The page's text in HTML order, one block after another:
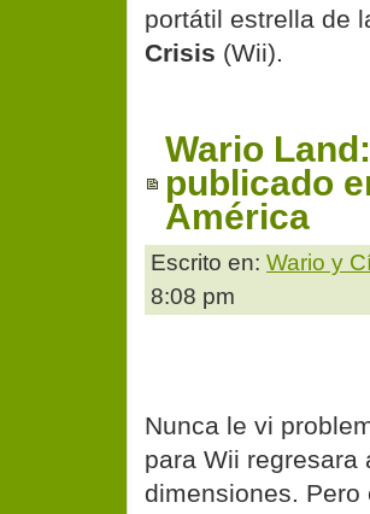
portátil estrella de
Crisis (Wii).
Wario
publicado
América
Escrito en: Wario y
8:08 pm
Nunca le vi
para Wii regresara
dimensiones.